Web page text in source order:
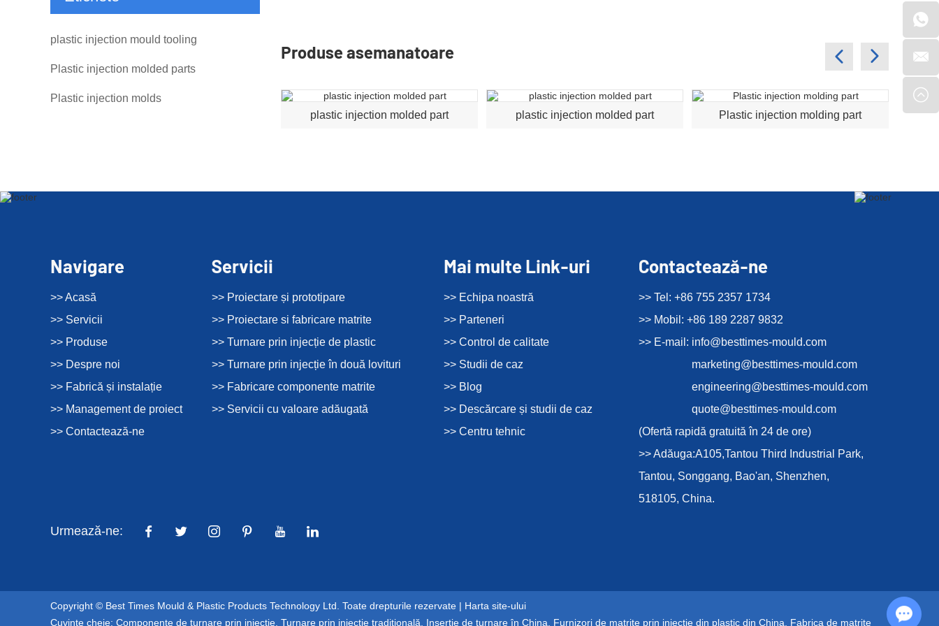
Produse asemanatoare
plastic injection molded part plastic injection molded part Plastic injection molding part
plastic injection mould tooling
Plastic injection molded parts
Plastic injection molds
Navigare
>> Acasă
>> Servicii
>> Produse
>> Despre noi
>> Fabrică și instalație
>> Management de proiect
>> Contactează-ne
Servicii
>> Proiectare și prototipare
>> Proiectare si fabricare matrite
>> Turnare prin injecție de plastic
>> Turnare prin injecție în două lovituri
>> Fabricare componente matrite
>> Servicii cu valoare adăugată
Mai multe Link-uri
>> Echipa noastră
>> Parteneri
>> Control de calitate
>> Studii de caz
>> Blog
>> Descărcare și studii de caz
>> Centru tehnic
Contactează-ne
>> Tel: +86 755 2357 1734
>> Mobil: +86 189 2287 9832
>> E-mail: info@besttimes-mould.com
marketing@besttimes-mould.com
engineering@besttimes-mould.com
quote@besttimes-mould.com
(Ofertă rapidă gratuită în 24 de ore)
>> Adăuga:A105,Tantou Third Industrial Park,
Tantou, Songgang, Bao'an, Shenzhen,
518105, China.
Urmează-ne:
Copyright © Best Times Mould & Plastic Products Technology Ltd. Toate drepturile rezervate | Harta site-ului
Cuvinte cheie: Componente de turnare prin injecție Turnare prin injecție tradițională Inserție de turnare în China Furnizori de matrițe prin injecție din plastic din China Fabrica de matrițe
Chat with Us